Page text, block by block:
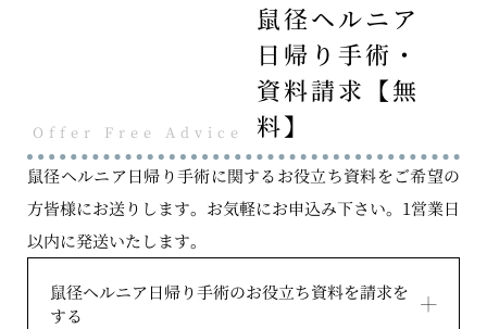
Offer Free Advice
鼠径ヘルニア
日帰り手術・
資料請求【無
料】
鼠径ヘルニア日帰り手術に関するお役立ち資料をご希望の
方皆様にお送りします。お気軽にお申込み下さい。1営業日
以内に発送いたします。
鼠径ヘルニア日帰り手術のお役立ち資料を請求を
する